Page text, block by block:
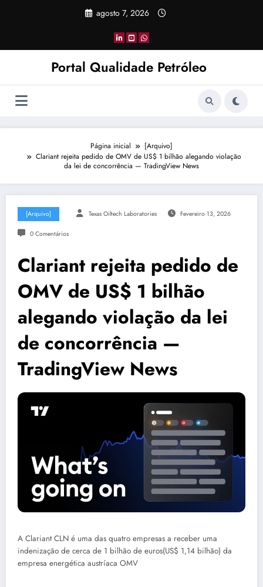
agosto 7, 2026
Portal Qualidade Petróleo
Página inicial
[Arquivo]
Clariant rejeita pedido de OMV de US$ 1 bilhão alegando violação
da lei de concorrência — TradingView News
[Arquivo] Texas Oiltech Laboratories Fevereiro 13, 2026
0 Comentários
Clariant rejeita pedido de
OMV de US$ 1 bilhão
alegando violação da lei
de concorrência —
TradingView News
A ClariantCLN é uma das quatro empresas a receber uma
indenização de cerca de 1 bilhão de euros(US$ 1,14 bilhão) da
empresa energética austríaca OMV